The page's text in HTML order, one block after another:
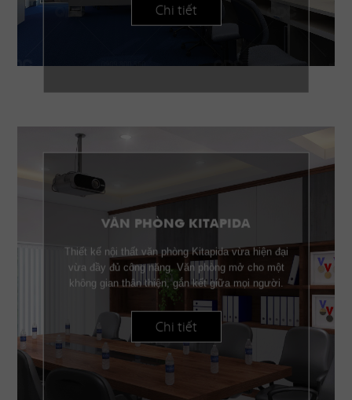
Chi tiết
VĂN PHÒNG KITAPIDA
Thiết kế nội thất văn phòng Kitapida vừa hiện đại
vừa đầy đủ công năng. Văn phòng mở cho một
không gian thân thiện, gắn kết giữa mọi người.
Chi tiết